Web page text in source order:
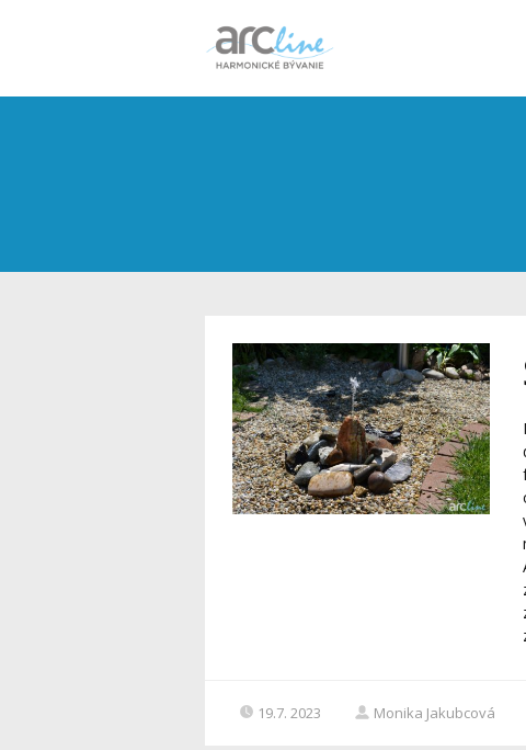
19.7. 2023 Monika Jakubcová